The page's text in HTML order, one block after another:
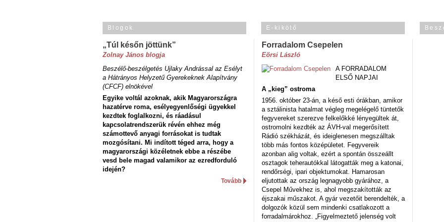
Blogok
„Túl későn jöttünk”
Zolnay János blogja
Beszélő-beszélgetés Ujlaky Andrással az Esélyt
a Hátrányos Helyzetű Gyerekeknek Alapítvány
(CFCF) elnökével
Egyike voltál azoknak, akik Magyarországra
hazatérve roma, esélyegyenlőségi ügyekkel
kezdtek foglalkozni, és ráadásul
kapcsolatrendszerük révén ehhez még
számottevő anyagi forrásokat is tudtak
mozgósítani. Mi indított téged arra, hogy a
magyarországi közéletnek ebbe a részébe
vesd bele magad valamikor az ezredforduló
idején?
Tovább
E-kikötő
Forradalom Csepelen
Eörsi László
A FORRADALOM
ELSŐ NAPJAI
A „kieg” ostroma
1956. október 23-án, a késő esti órákban, amikor
a sztálinista hatalmat végleg megelégelő tüntetők
fegyvereket szerezve felkelőkké lényegültek át,
ostromolni kezdték az ÁVH-val megerősített
Rádió székházát, és ideiglenesen megszálltak
több más fontos középületet. Fegyvereik
azonban alig voltak, ezért a spontán összeállt
osztagok teherautókkal látogatták meg a katonai,
rendőrségi, ipari objektumokat. Hamarosan
eljutottak az ország legnagyobb gyárához, a
Csepel Művekhez is, ahol megszakították az
éjszakai műszakot. A gyár vezetőit berendelték, a
dolgozók közül sem mindenki csatlakozott a
forradalmárokhoz. „Figyelmeztető jelenség volt